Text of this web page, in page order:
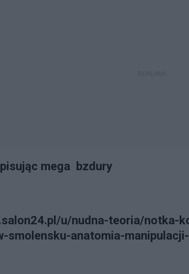
mega bzdury
u/nudna-teoria/notka-
smolensku-anatomia-